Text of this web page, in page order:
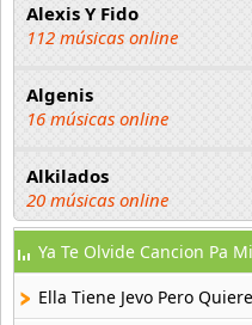
Alexis Y Fido
112 músicas online
Algenis
16 músicas online
Alkilados
20 músicas online
Andy Boy
42 músicas online
Ya Te Olvide Cancion Pa
Ella Tiene Jevo Pero